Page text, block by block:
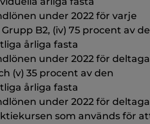
under 2022 för varje
B2, (iv) 75 procent av
årliga fasta
under 2022 för
(v) 35 procent av den
årliga fasta
under 2022 för
som används för